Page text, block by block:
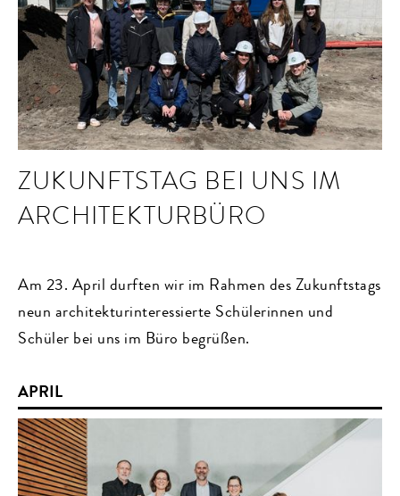
ZUKUNFTSTAG BEI UNS IM
ARCHITEKTURBÜRO
Am 23. April durften wir im Rahmen des Zukunftstags
neun architekturinteressierte Schülerinnen und
Schüler bei uns im Büro begrüßen.
APRIL